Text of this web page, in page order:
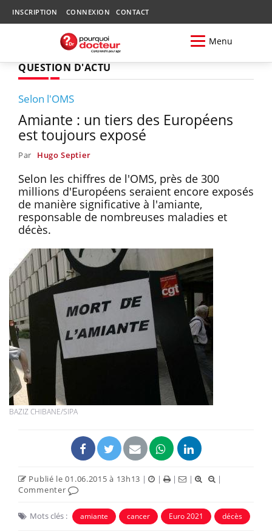
INSCRIPTION CONNEXION CONTACT
Menu
QUESTION D'ACTU
Selon l'OMS
Amiante : un tiers des Européens
est toujours exposé
Par Hugo Septier
Selon les chiffres de l'OMS, près de 300
millions d'Européens seraient encore exposés
de manière significative à l'amiante,
responsable de nombreuses maladies et
décès.
BAZIZ CHIBANE/SIPA
Publié le 01.06.2015 à 13h13 | | | |
|
Commenter
Mots clés : amiante cancer Euro 2021 décès